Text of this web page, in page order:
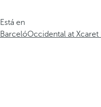
Está en
BarcelóOccidental at